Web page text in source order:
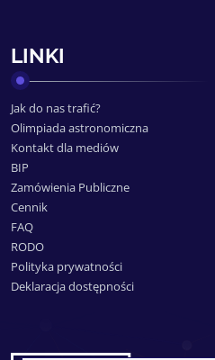
LINKI
Jak do nas trafić?
Olimpiada astronomiczna
Kontakt dla mediów
BIP
Zamówienia Publiczne
Cennik
FAQ
RODO
Polityka prywatności
Deklaracja dostępności